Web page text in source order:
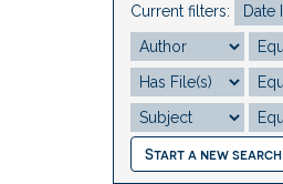
Current filters:
Start a new search